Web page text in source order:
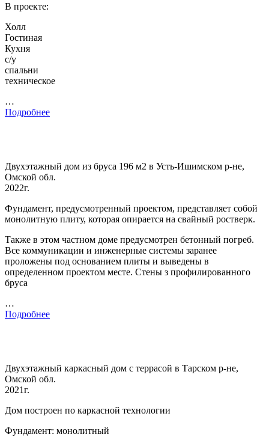
В проекте:
Холл
Гостиная
Кухня
с/у
спальни
техническое
…
Подробнее
Двухэтажный дом из бруса 196 м2 в Усть-Ишимском р-не,
Омской обл.
2022г.
Фундамент, предусмотренный проектом, представляет собой
монолитную плиту, которая опирается на свайный ростверк.
Также в этом частном доме предусмотрен бетонный погреб.
Все коммуникации и инженерные системы заранее
проложены под основанием плиты и выведены в
определенном проектом месте. Стены з профилированного
бруса
…
Подробнее
Двухэтажный каркасный дом с террасой в Тарском р-не,
Омской обл.
2021г.
Дом построен по каркасной технологии
Фундамент: монолитный